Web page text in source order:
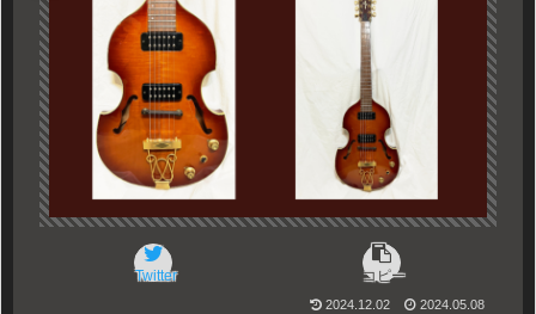
Twitter コピー
2024.12.02 2024.05.08